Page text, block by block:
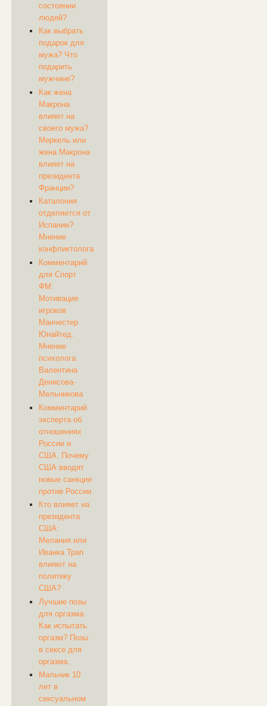
состоянии
людей?
Как выбрать
подарок для
мужа? Что
подарить
мужчине?
Как жена
Макрона
влияет на
своего мужа?
Меркель или
жена Макрона
влияет на
президента
Франции?
Каталония
отделяется от
Испании?
Мнение
конфликтолога
Комментарий
для Спорт
ФМ:
Мотивация
игроков
Манчестер
Юнайтед.
Мнение
психолога
Валентина
Денисова-
Мельникова
Комментарий
эксперта об
отношениях
России и
США. Почему
США вводят
новые санкции
против России
Кто влияет на
президента
США:
Мелания или
Иванка Трап
влияют на
политику
США?
Лучшие позы
для оргазма.
Как испытать
оргазм? Позы
в сексе для
оргазма.
Мальчик 10
лет в
сексуальном